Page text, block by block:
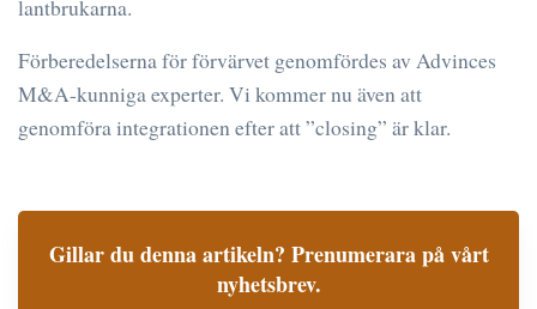
lantbrukarna.
Förberedelserna för förvärvet genomfördes av Advinces
M&A-kunniga experter. Vi kommer nu även att
genomföra integrationen efter att ”closing” är klar.
Gillar du denna artikeln? Prenumerara på vårt
nyhetsbrev.